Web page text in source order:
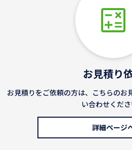
お見積り
お見積りをご依頼の方は、こちらのお
い合わせくださ
詳細ページ